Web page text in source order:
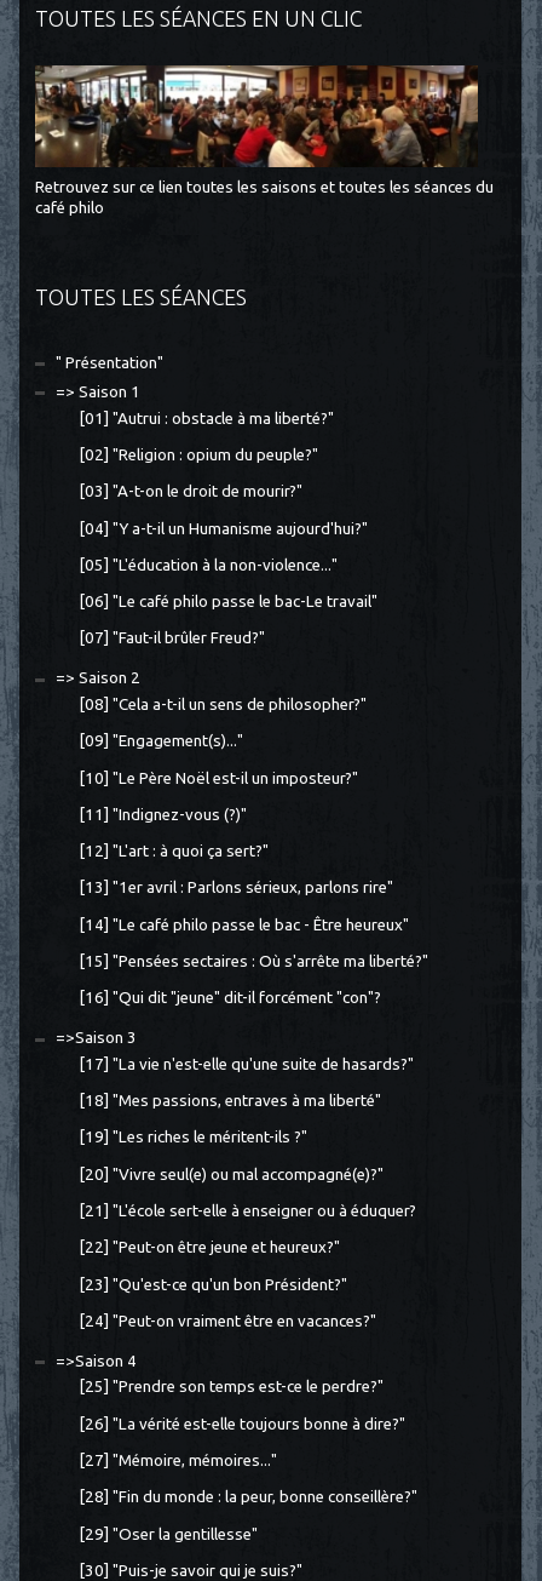
TOUTES LES SÉANCES EN UN CLIC
Retrouvez sur ce lien toutes les saisons et toutes les séances du
café philo
TOUTES LES SÉANCES
" Présentation"
=> Saison 1
[01] "Autrui : obstacle à ma liberté?"
[02] "Religion : opium du peuple?"
[03] "A-t-on le droit de mourir?"
[04] "Y a-t-il un Humanisme aujourd'hui?"
[05] "L'éducation à la non-violence..."
[06] "Le café philo passe le bac-Le travail"
[07] "Faut-il brûler Freud?"
=> Saison 2
[08] "Cela a-t-il un sens de philosopher?"
[09] "Engagement(s)..."
[10] "Le Père Noël est-il un imposteur?"
[11] "Indignez-vous (?)"
[12] "L'art : à quoi ça sert?"
[13] "1er avril : Parlons sérieux, parlons rire"
[14] "Le café philo passe le bac - Être heureux"
[15] "Pensées sectaires : Où s'arrête ma liberté?"
[16] "Qui dit "jeune" dit-il forcément "con"?
=>Saison 3
[17] "La vie n'est-elle qu'une suite de hasards?"
[18] "Mes passions, entraves à ma liberté"
[19] "Les riches le méritent-ils ?"
[20] "Vivre seul(e) ou mal accompagné(e)?"
[21] "L'école sert-elle à enseigner ou à éduquer?
[22] "Peut-on être jeune et heureux?"
[23] "Qu'est-ce qu'un bon Président?"
[24] "Peut-on vraiment être en vacances?"
=>Saison 4
[25] "Prendre son temps est-ce le perdre?"
[26] "La vérité est-elle toujours bonne à dire?"
[27] "Mémoire, mémoires..."
[28] "Fin du monde : la peur, bonne conseillère?"
[29] "Oser la gentillesse"
[30] "Puis-je savoir qui je suis?"